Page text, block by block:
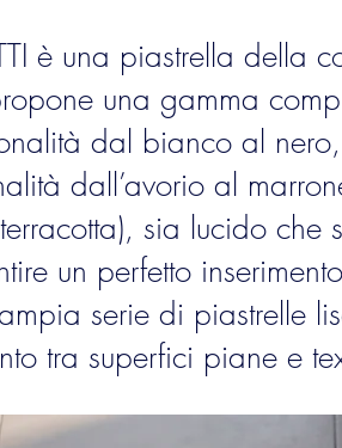
è una piastrella della
una gamma
dal bianco al
dall’avorio al
sia lucido che
un perfetto
serie di piastrelle
tra superfici piane e